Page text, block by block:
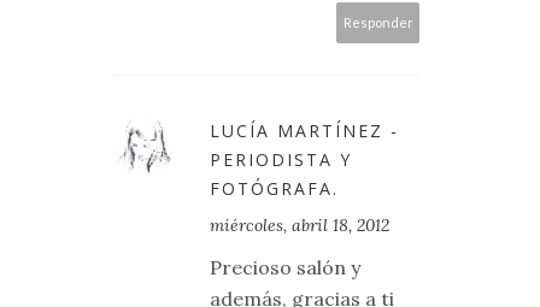
Responder
LUCÍA MARTÍNEZ -
PERIODISTA Y
FOTÓGRAFA.
miércoles, abril 18, 2012
Precioso salón y
además, gracias a ti